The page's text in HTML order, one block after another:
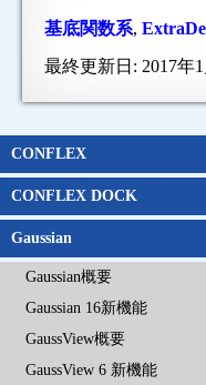
基底関数系,
最終更新日: 2017年
CONFLEX
CONFLEX
Parallel CONFLEX
Interface
新機能
アルゴリズム
Gaussianとの連携
チュートリアルムービー
価格表 企業
官公庁
教育機関
CONFLEX DOCK
CONFLEX DOCK
アルゴリズム
チュートリアルムービー
価格表
Gaussian
Gaussian概要
Gaussian 16新機能
GaussView概要
GaussView 6 新機能